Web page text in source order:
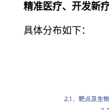
精准医疗、开发新
具体分布如下：